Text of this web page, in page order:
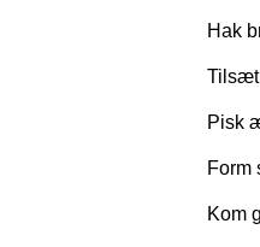
Hak
Tilsæt
Pisk
Form
Kom